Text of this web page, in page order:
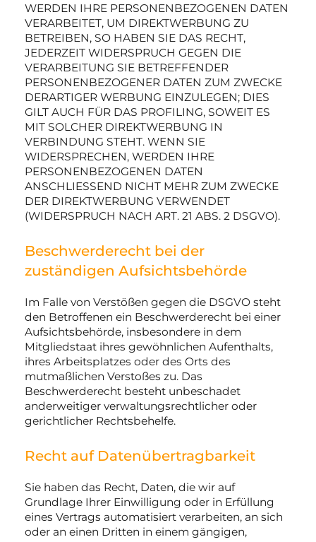
WERDEN IHRE PERSONENBEZOGENEN DATEN
VERARBEITET, UM DIREKTWERBUNG ZU
BETREIBEN, SO HABEN SIE DAS RECHT,
JEDERZEIT WIDERSPRUCH GEGEN DIE
VERARBEITUNG SIE BETREFFENDER
PERSONENBEZOGENER DATEN ZUM ZWECKE
DERARTIGER WERBUNG EINZULEGEN; DIES
GILT AUCH FÜR DAS PROFILING, SOWEIT ES
MIT SOLCHER DIREKTWERBUNG IN
VERBINDUNG STEHT. WENN SIE
WIDERSPRECHEN, WERDEN IHRE
PERSONENBEZOGENEN DATEN
ANSCHLIESSEND NICHT MEHR ZUM ZWECKE
DER DIREKTWERBUNG VERWENDET
(WIDERSPRUCH NACH ART. 21 ABS. 2 DSGVO).
Beschwerde­recht bei der
zuständigen Aufsichts­behörde
Im Falle von Verstößen gegen die DSGVO steht
den Betroffenen ein Beschwerderecht bei einer
Aufsichtsbehörde, insbesondere in dem
Mitgliedstaat ihres gewöhnlichen Aufenthalts,
ihres Arbeitsplatzes oder des Orts des
mutmaßlichen Verstoßes zu. Das
Beschwerderecht besteht unbeschadet
anderweitiger verwaltungsrechtlicher oder
gerichtlicher Rechtsbehelfe.
Recht auf Daten­übertrag­barkeit
Sie haben das Recht, Daten, die wir auf
Grundlage Ihrer Einwilligung oder in Erfüllung
eines Vertrags automatisiert verarbeiten, an sich
oder an einen Dritten in einem gängigen,